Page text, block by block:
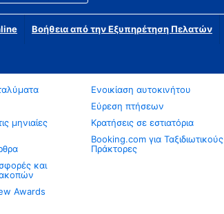
Βοήθεια από την Εξυπηρέτηση Πελατών
μηνιαίες
και
Awards
Ενοικίαση αυτοκινήτου
Εύρεση πτήσεων
Κρατήσεις σε εστιατόρια
Booking.com για Ταξιδιωτικούς
Πράκτορες